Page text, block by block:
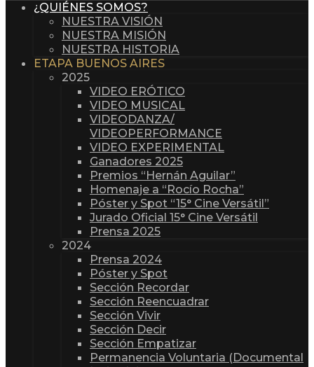
¿QUIÉNES SOMOS?
NUESTRA VISIÓN
NUESTRA MISIÓN
NUESTRA HISTORIA
ETAPA BUENOS AIRES
2025
VIDEO ERÓTICO
VIDEO MUSICAL
VIDEODANZA/
VIDEOPERFORMANCE
VIDEO EXPERIMENTAL
Ganadores 2025
Premios “Hernán Aguilar”
Homenaje a “Rocío Rocha”
Póster y Spot “15° Cine Versátil”
Jurado Oficial 15° Cine Versátil
Prensa 2025
2024
Prensa 2024
Póster y Spot
Sección Recordar
Sección Reencuadrar
Sección Vivir
Sección Decir
Sección Empatizar
Permanencia Voluntaria (Documental